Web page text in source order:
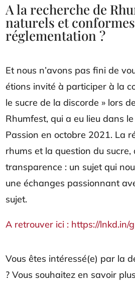
A la recherche de
naturels et
réglementation ?
Et nous n’avons pas fini de
étions invité à participer à la
le sucre de la discorde » lors
Rhumfest, qui a eu lieu dans
Passion en octobre 2021. La
rhums et la question du sucre,
transparence : un sujet qui
une échanges passionnant
sujet.
A retrouver ici : https://lnkd.in/
Vous êtes intéressé(e) par la
? Vous souhaitez en savoir